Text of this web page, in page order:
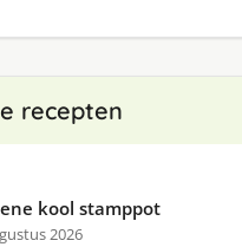
recepten
kool stamppot
2026